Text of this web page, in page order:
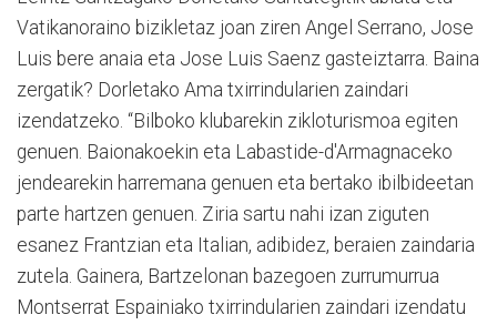
Vatikanoraino bizikletaz joan ziren Angel Serrano, Jose
Luis bere anaia eta Jose Luis Saenz gasteiztarra. Baina
zergatik? Dorletako Ama txirrindularien zaindari
izendatzeko. “Bilboko klubarekin zikloturismoa egiten
genuen. Baionakoekin eta Labastide-d'Armagnaceko
jendearekin harremana genuen eta bertako ibilbideetan
parte hartzen genuen. Ziria sartu nahi izan ziguten
esanez Frantzian eta Italian, adibidez, beraien zaindaria
zutela. Gainera, Bartzelonan bazegoen zurrumurrua
Montserrat Espainiako txirrindularien zaindari izendatu